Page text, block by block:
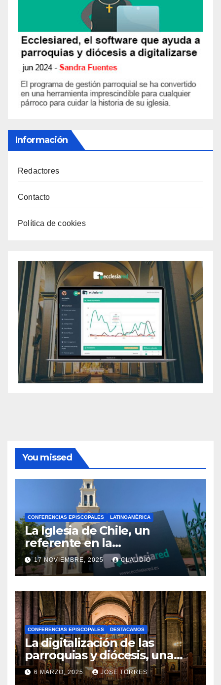
Información
Redactores
Contacto
Política de cookies
You missed
CONFERENCIAS EPISCOPALES LATINOAMÉRICA
La Iglesia de Chile, un
referente en la
transformación digital
gracias a Ecclesiared
17 NOVIEMBRE, 2025 CLAUDIO
N
O
H
A
Y
C
O
M
CONFERENCIAS EPISCOPALES DESTACAMOS
La digitalización de las
parroquias y diócesis, una
realidad ya para el futuro de
la Iglesia
6 MARZO, 2025 JOSE TORRES